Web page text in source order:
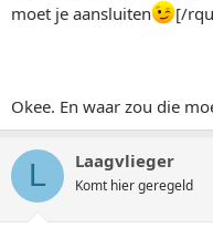
moet je aansluiten
[/
Okee. En waar zou die
L Laagvlieger
Komt hier geregeld